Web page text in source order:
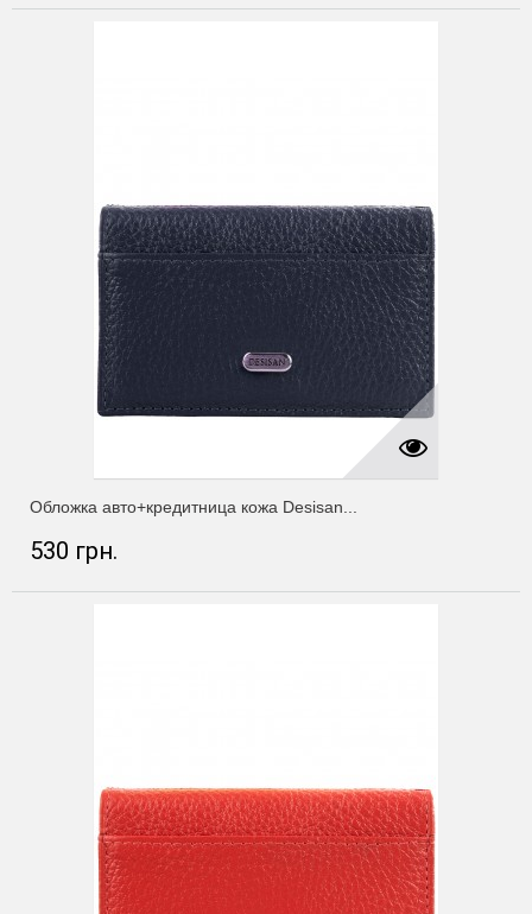
Обложка авто+кредитница кожа Desisan...
530 грн.